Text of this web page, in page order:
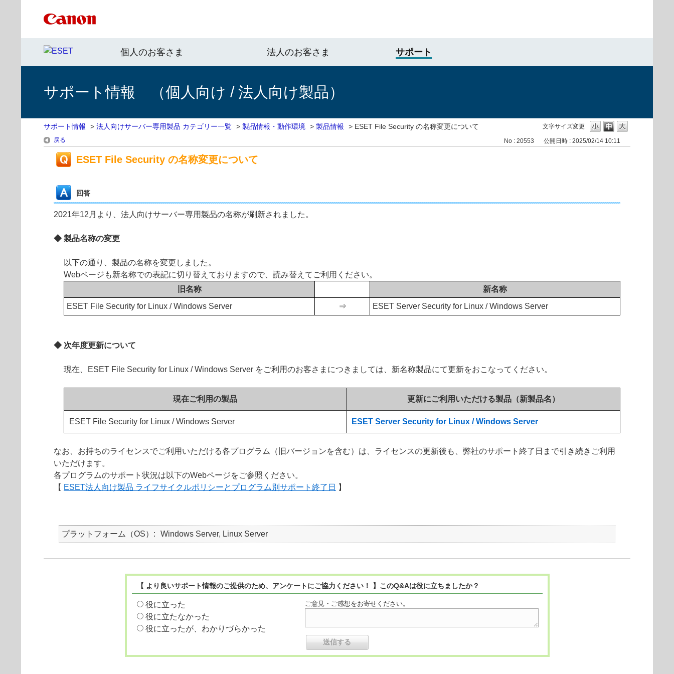
個人のお客さま 法人のお客さま サポート
サポート情報 （個人向け / 法人向け製品）
文字サイズ変更
サポート情報 > 法人向けサーバー専用製品 カテゴリー一覧 > 製品情報・動作環境 > 製品情報 > ESET File Security の名称変更について
戻る No : 20553 公開日時 : 2025/02/14 10:11
ESET File Security の名称変更について
回答
2021年12月より、法人向けサーバー専用製品の名称が刷新されました。
◆ 製品名称の変更
以下の通り、製品の名称を変更しました。
Webページも新名称での表記に切り替えておりますので、読み替えてご利用ください。
旧名称
新名称
ESET File Security for Linux / Windows Server
⇒ ESET Server Security for Linux / Windows Server
◆ 次年度更新について
現在、ESET File Security for Linux / Windows Server をご利用のお客さまにつきましては、新名称製品にて更新をおこなってください。
現在ご利用の製品 更新にご利用いただける製品（新製品名）
ESET File Security for Linux / Windows Server ESET Server Security for Linux / Windows Server
なお、お持ちのライセンスでご利用いただける各プログラム（旧バージョンを含む）は、ライセンスの更新後も、弊社のサポート終了日まで引き続きご利用
いただけます。
各プログラムのサポート状況は以下のWebページをご参照ください。
【 ESET法人向け製品 ライフサイクルポリシーとプログラム別サポート終了日 】
プラットフォーム（OS） Windows Server, Linux Server
【 より良いサポート情報のご提供のため、アンケートにご協力ください！ 】このQ&Aは役に立ちましたか？
役に立った
役に立たなかった
役に立ったが、わかりづらかった
ご意見・ご感想をお寄せください。